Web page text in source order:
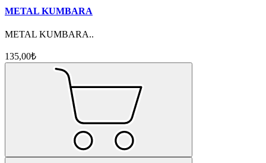
METAL KUMBARA
METAL KUMBARA..
135,00₺